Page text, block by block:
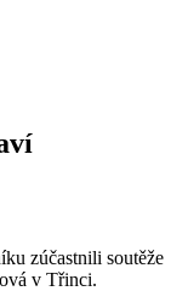
zúčastnili soutěže
v Třinci.